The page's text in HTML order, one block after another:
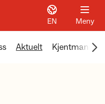
EN Meny
Aktuelt